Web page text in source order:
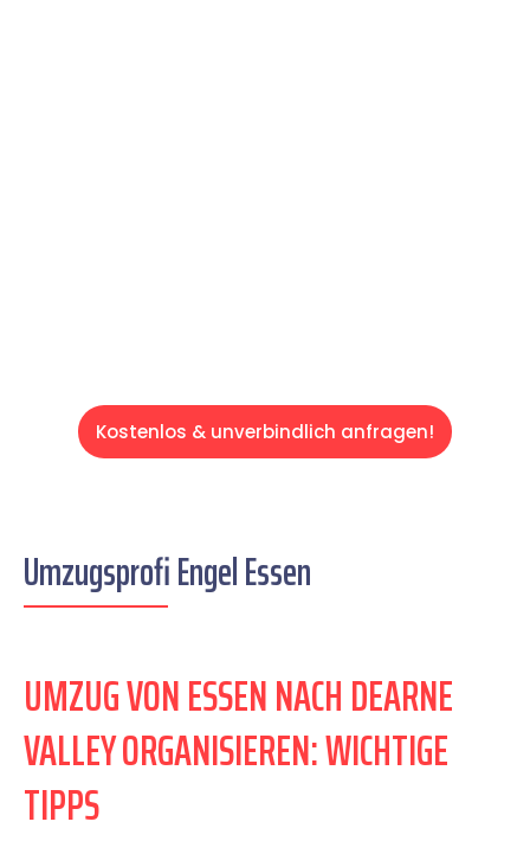
Kostenlos & unverbindlich anfragen!
Umzugsprofi Engel Essen
UMZUG VON ESSEN NACH DEARNE
VALLEY ORGANISIEREN: WICHTIGE
TIPPS